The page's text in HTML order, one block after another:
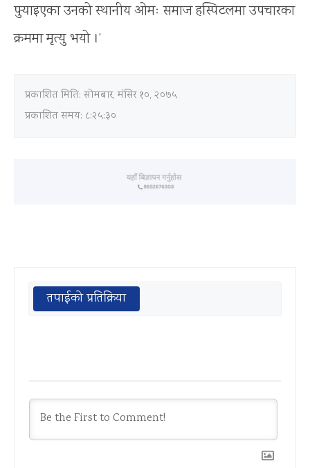
पुर्‍याइएका उनको स्थानीय ओमः समाज हस्पिटलमा उपचारका
क्रममा मृत्यु भयो ।’
प्रकाशित मिति: सोमबार, मंसिर १०, २०७५
प्रकाशित समय: ८:२५:३०
तपाईको प्रतिक्रिया